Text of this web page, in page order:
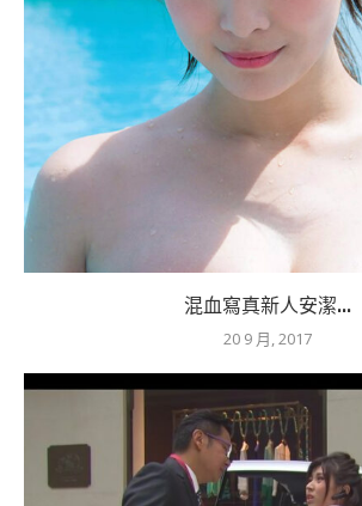
混血寫真新人安潔...
20 9 月, 2017